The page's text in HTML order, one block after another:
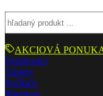
AKCIOVÁ
Notebooky
Tablety
Počítače